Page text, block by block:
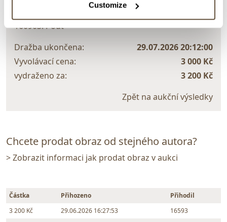
Customize
160903. Pouť
Dražba ukončena:
29.07.2026 20:12:00
Vyvolávací cena:
3 000 Kč
vydraženo za:
3 200 Kč
Zpět na aukční výsledky
Chcete prodat obraz od stejného autora?
> Zobrazit informaci jak prodat obraz v aukci
Částka Přihozeno
Přihodil
3 200 Kč
29.06.2026 16:27:53
16593